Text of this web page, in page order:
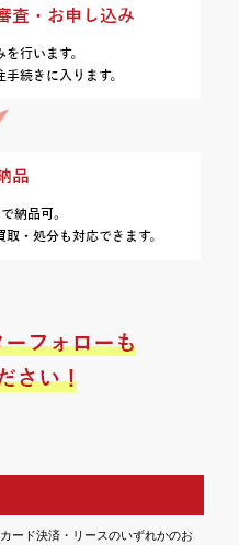
ード決済・リースのいずれかのお